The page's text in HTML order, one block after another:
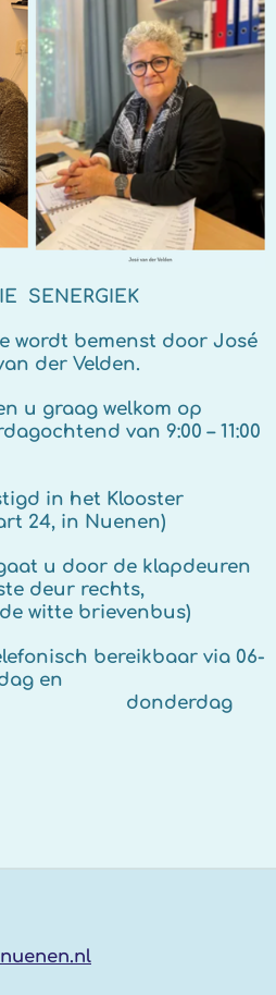
SENERGIEK
wordt bemenst door José
der Velden.
u graag welkom op
van 9:00 – 11:00
in het Klooster
24, in Nuenen)
u door de klapdeuren
deur rechts,
witte brievenbus)
bereikbaar via 06-
maandag en